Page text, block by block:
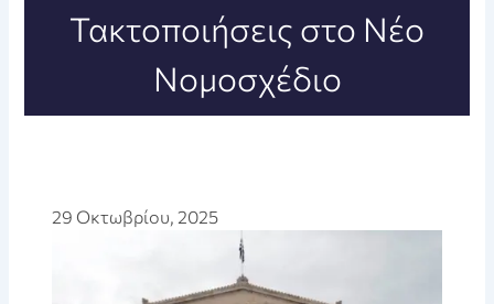
Τακτοποιήσεις στο Νέο
Νομοσχέδιο
29 Οκτωβρίου, 2025